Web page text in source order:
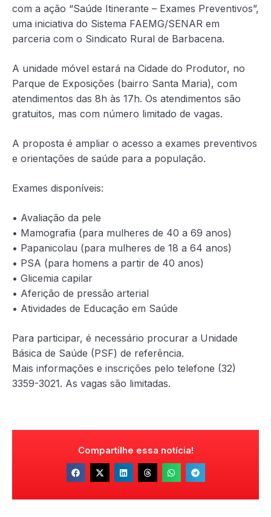
com a ação “Saúde Itinerante – Exames Preventivos”,
uma iniciativa do Sistema FAEMG/SENAR em
parceria com o Sindicato Rural de Barbacena.
A unidade móvel estará na Cidade do Produtor, no
Parque de Exposições (bairro Santa Maria), com
atendimentos das 8h às 17h. Os atendimentos são
gratuitos, mas com número limitado de vagas.
A proposta é ampliar o acesso a exames preventivos
e orientações de saúde para a população.
Exames disponíveis:
• Avaliação da pele
• Mamografia (para mulheres de 40 a 69 anos)
• Papanicolau (para mulheres de 18 a 64 anos)
• PSA (para homens a partir de 40 anos)
• Glicemia capilar
• Aferição de pressão arterial
• Atividades de Educação em Saúde
Para participar, é necessário procurar a Unidade
Básica de Saúde (PSF) de referência.
Mais informações e inscrições pelo telefone (32)
3359-3021. As vagas são limitadas.
Compartilhe essa notícia!